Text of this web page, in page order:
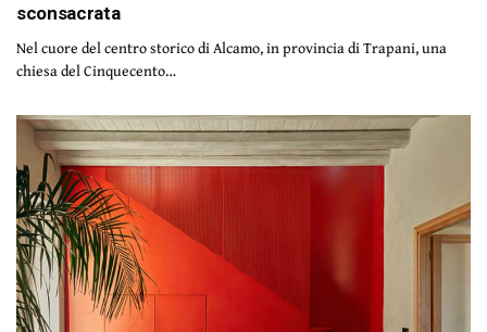
sconsacrata
Nel cuore del centro storico di Alcamo, in provincia di Trapani, una
chiesa del Cinquecento…